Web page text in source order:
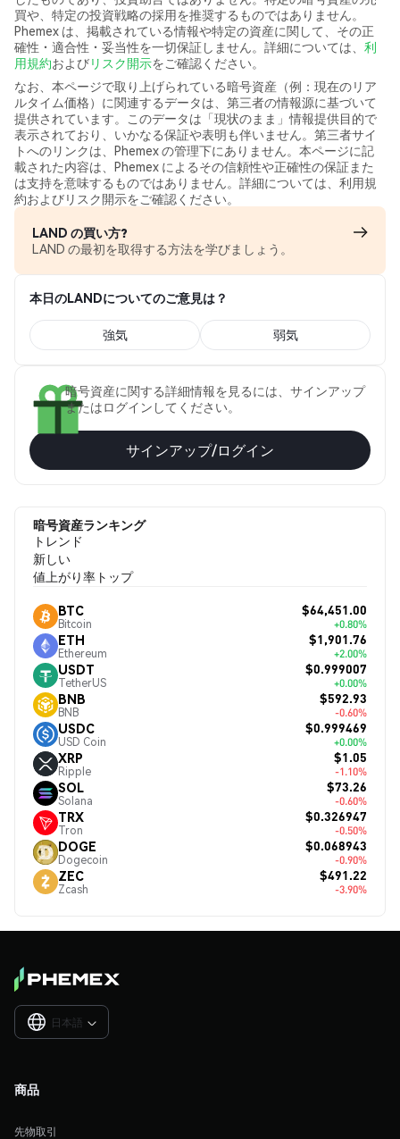
買や、特定の投資戦略の採用を推奨するものではありません。
Phemex は、掲載されている情報や特定の資産に関して、その正
確性・適合性・妥当性を一切保証しません。詳細については、 利
用規約およびリスク開示をご確認ください。
なお、本ページで取り上げられている暗号資産（例：現在のリア
ルタイム価格）に関連するデータは、第三者の情報源に基づいて
提供されています。このデータは「現状のまま」情報提供目的で
表示されており、いかなる保証や表明も伴いません。第三者サイ
トへのリンクは、Phemex の管理下にありません。本ページに記
載された内容は、Phemex によるその信頼性や正確性の保証また
は支持を意味するものではありません。詳細については、利用規
約およびリスク開示をご確認ください。
LAND の買い方?
LAND の最初を取得する方法を学びましょう。
本日のLANDについてのご意見は？
強気 弱気
暗号資産に関する詳細情報を見るには、サインアップ
またはログインしてください。
サインアップ/ログイン
暗号資産ランキング
トレンド
新しい
値上がり率トップ
BTC
Bitcoin
$64,451.00
+0.80%
ETH
Ethereum
$1,901.76
+2.00%
USDT
TetherUS
$0.999007
+0.00%
BNB
BNB
$592.93
-0.60%
USDC
USD Coin
$0.999469
+0.00%
XRP
Ripple
$1.05
-1.10%
SOL
Solana
$73.26
-0.60%
TRX
Tron
$0.326947
-0.50%
DOGE
Dogecoin
$0.068943
-0.90%
ZEC
Zcash
$491.22
-3.90%
日本語 
商品
先物取引